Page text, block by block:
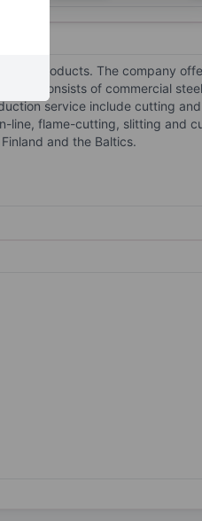
products. The company
consists of commercial
service include cutting
line, flame-cutting, slitting and
and the Baltics.